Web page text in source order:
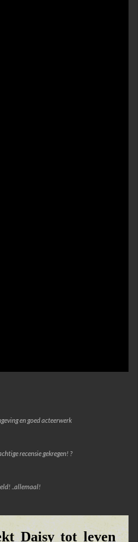
en goed acteerwerk
recensie gekregen! ?
..allemaal!
Daisy tot leven